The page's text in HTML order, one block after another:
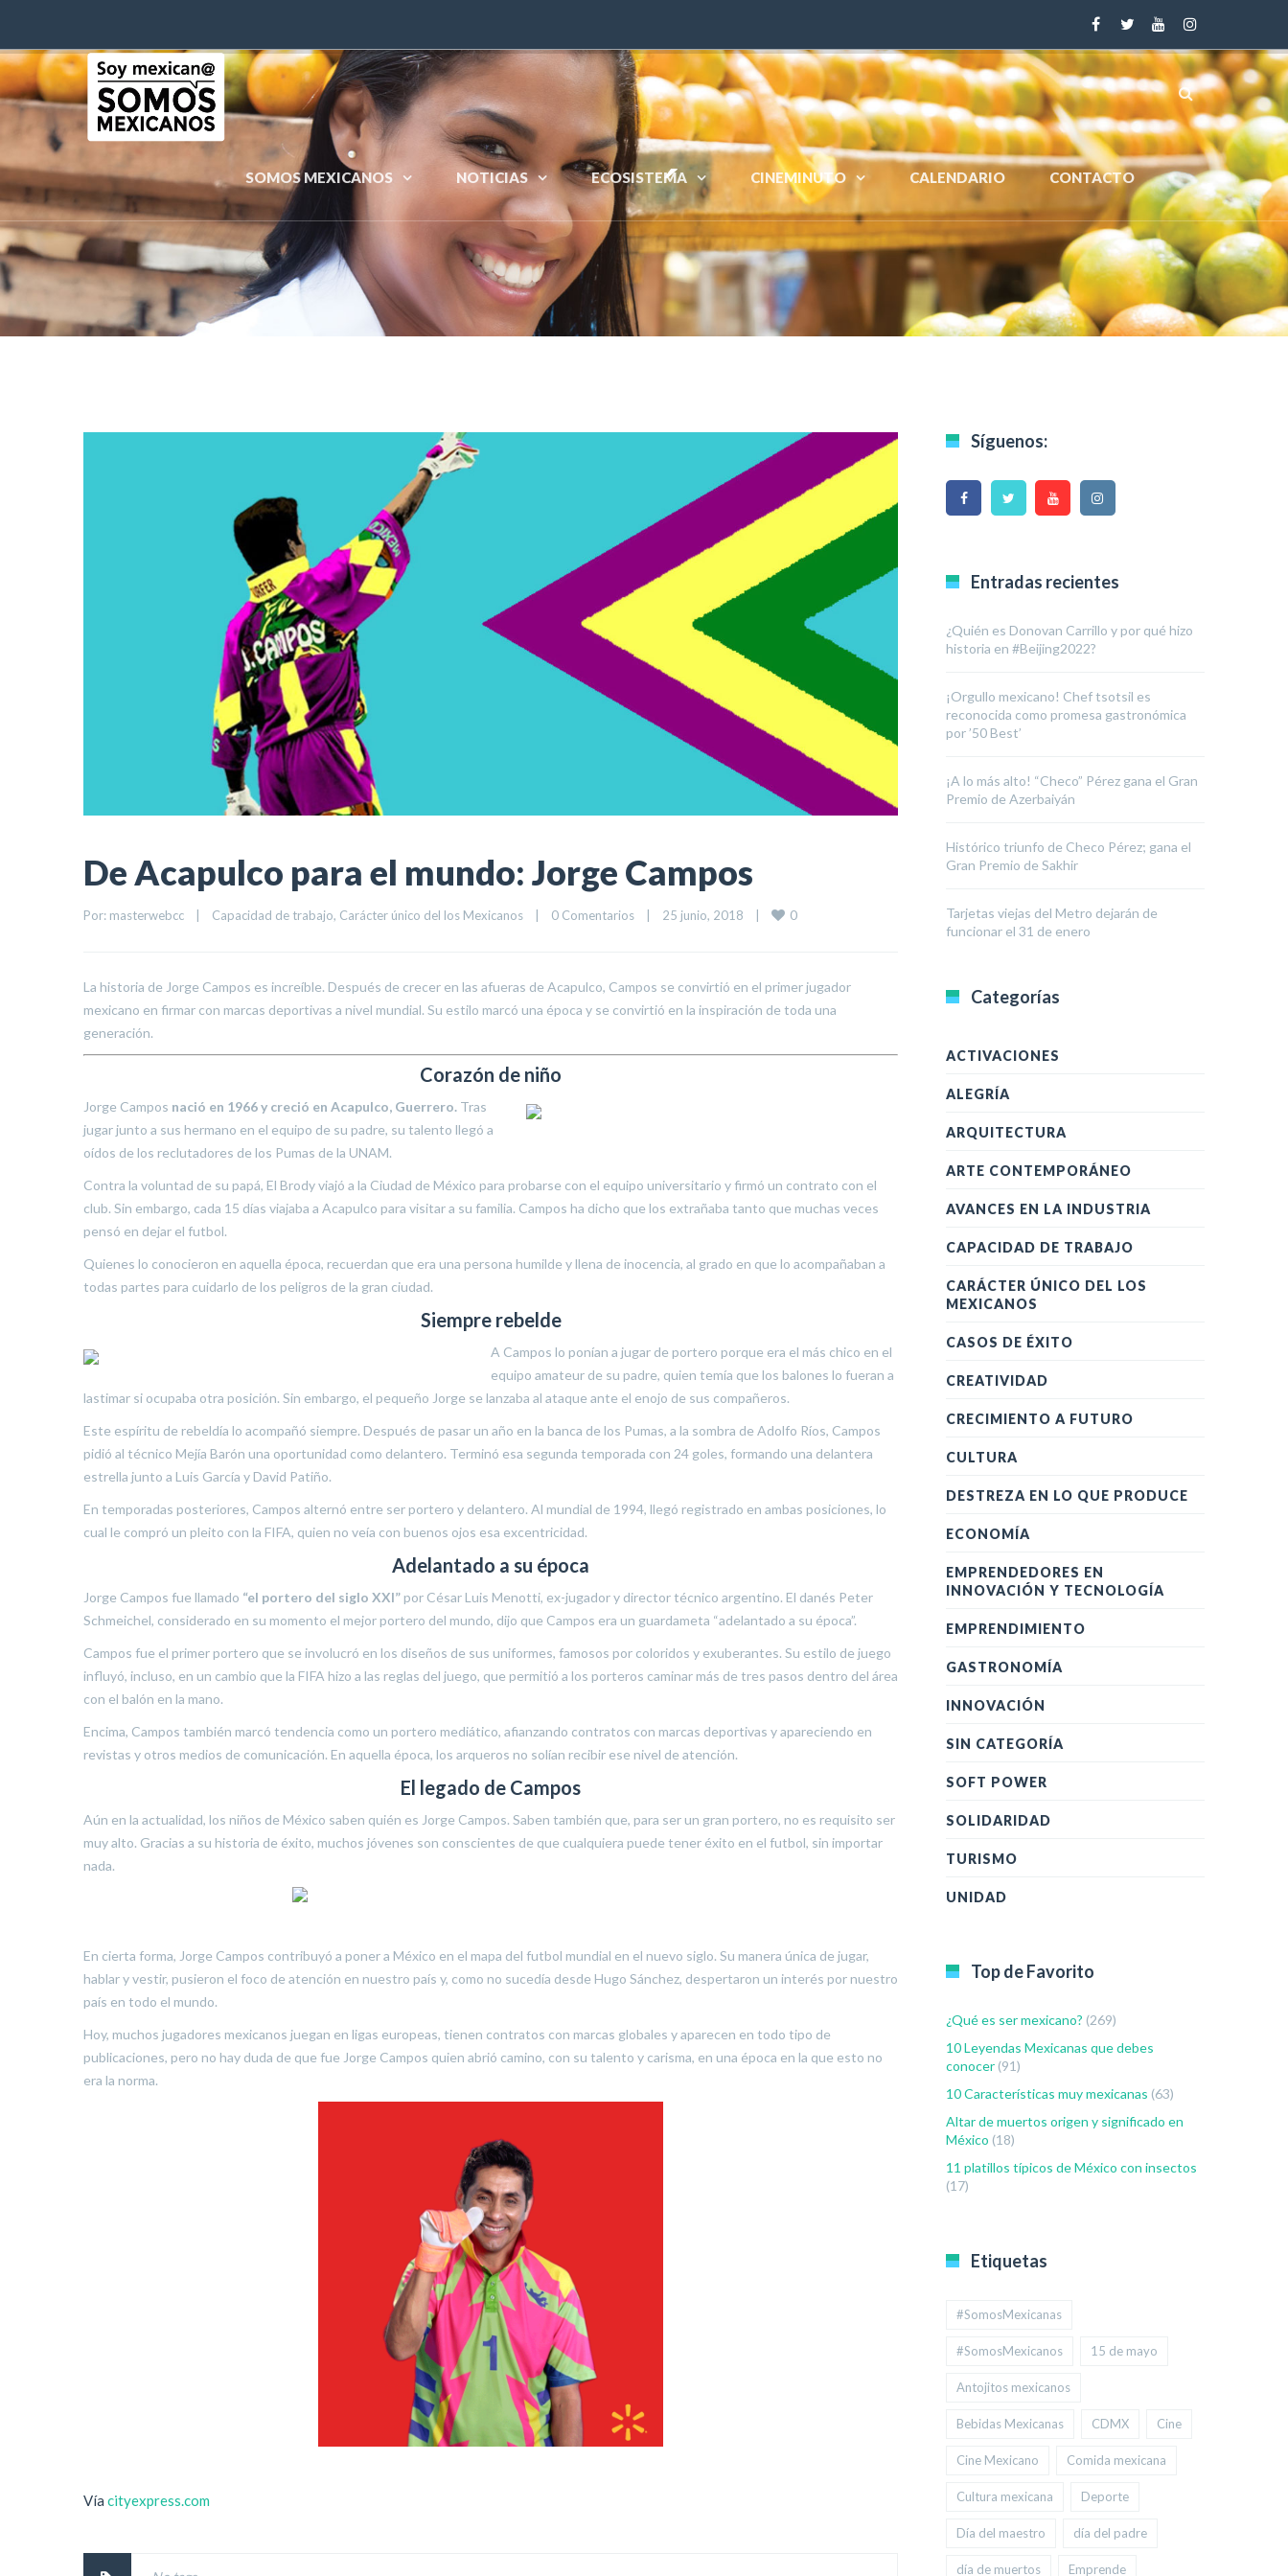
SOMOS MEXICANOS NOTICIAS ECOSISTEMA CINEMINUTO CALENDARIO CONTACTO
´
De Acapulco para el mundo: Jorge Campos
Por: masterwebcc Capacidad de trabajo, Carácter único del los Mexicanos 0 Comentarios 25 junio, 2018 0
La historia de Jorge Campos es increíble. Después de crecer en las afueras de Acapulco, Campos se convirtió en el primer jugador
mexicano en firmar con marcas deportivas a nivel mundial. Su estilo marcó una época y se convirtió en la inspiración de toda una
generación.
Corazón de niño
Jorge Campos nació en 1966 y creció en Acapulco, Guerrero. Tras
jugar junto a sus hermano en el equipo de su padre, su talento llegó a
oídos de los reclutadores de los Pumas de la UNAM.
Contra la voluntad de su papá, El Brody viajó a la Ciudad de México para probarse con el equipo universitario y firmó un contrato con el
club. Sin embargo, cada 15 días viajaba a Acapulco para visitar a su familia. Campos ha dicho que los extrañaba tanto que muchas veces
pensó en dejar el futbol.
Quienes lo conocieron en aquella época, recuerdan que era una persona humilde y llena de inocencia, al grado en que lo acompañaban a
todas partes para cuidarlo de los peligros de la gran ciudad.
Siempre rebelde
A Campos lo ponían a jugar de portero porque era el más chico en el
equipo amateur de su padre, quien temía que los balones lo fueran a
lastimar si ocupaba otra posición. Sin embargo, el pequeño Jorge se lanzaba al ataque ante el enojo de sus compañeros.
Este espíritu de rebeldía lo acompañó siempre. Después de pasar un año en la banca de los Pumas, a la sombra de Adolfo Ríos, Campos
pidió al técnico Mejía Barón una oportunidad como delantero. Terminó esa segunda temporada con 24 goles, formando una delantera
estrella junto a Luis García y David Patiño.
En temporadas posteriores, Campos alternó entre ser portero y delantero. Al mundial de 1994, llegó registrado en ambas posiciones, lo
cual le compró un pleito con la FIFA, quien no veía con buenos ojos esa excentricidad.
Adelantado a su época
Jorge Campos fue llamado “el portero del siglo XXI” por César Luis Menotti, ex-jugador y director técnico argentino. El danés Peter
Schmeichel, considerado en su momento el mejor portero del mundo, dijo que Campos era un guardameta “adelantado a su época”.
Campos fue el primer portero que se involucró en los diseños de sus uniformes, famosos por coloridos y exuberantes. Su estilo de juego
influyó, incluso, en un cambio que la FIFA hizo a las reglas del juego, que permitió a los porteros caminar más de tres pasos dentro del área
con el balón en la mano.
Encima, Campos también marcó tendencia como un portero mediático, afianzando contratos con marcas deportivas y apareciendo en
revistas y otros medios de comunicación. En aquella época, los arqueros no solían recibir ese nivel de atención.
El legado de Campos
Aún en la actualidad, los niños de México saben quién es Jorge Campos. Saben también que, para ser un gran portero, no es requisito ser
muy alto. Gracias a su historia de éxito, muchos jóvenes son conscientes de que cualquiera puede tener éxito en el futbol, sin importar
nada.
En cierta forma, Jorge Campos contribuyó a poner a México en el mapa del futbol mundial en el nuevo siglo. Su manera única de jugar,
hablar y vestir, pusieron el foco de atención en nuestro país y, como no sucedía desde Hugo Sánchez, despertaron un interés por nuestro
país en todo el mundo.
Hoy, muchos jugadores mexicanos juegan en ligas europeas, tienen contratos con marcas globales y aparecen en todo tipo de
publicaciones, pero no hay duda de que fue Jorge Campos quien abrió camino, con su talento y carisma, en una época en la que esto no
era la norma.
Vía cityexpress.com
Síguenos:
Entradas recientes
¿Quién es Donovan Carrillo y por qué hizo
historia en #Beijing2022?
¡Orgullo mexicano! Chef tsotsil es
reconocida como promesa gastronómica
por ’50 Best’
¡A lo más alto! “Checo” Pérez gana el Gran
Premio de Azerbaiyán
Histórico triunfo de Checo Pérez; gana el
Gran Premio de Sakhir
Tarjetas viejas del Metro dejarán de
funcionar el 31 de enero
Categorías
ACTIVACIONES
ALEGRÍA
ARQUITECTURA
ARTE CONTEMPORÁNEO
AVANCES EN LA INDUSTRIA
CAPACIDAD DE TRABAJO
CARÁCTER ÚNICO DEL LOS
MEXICANOS
CASOS DE ÉXITO
CREATIVIDAD
CRECIMIENTO A FUTURO
CULTURA
DESTREZA EN LO QUE PRODUCE
ECONOMÍA
EMPRENDEDORES EN
INNOVACIÓN Y TECNOLOGÍA
EMPRENDIMIENTO
GASTRONOMÍA
INNOVACIÓN
SIN CATEGORÍA
SOFT POWER
SOLIDARIDAD
TURISMO
UNIDAD
Top de Favorito
¿Qué es ser mexicano? (269)
10 Leyendas Mexicanas que debes
conocer (91)
10 Características muy mexicanas (63)
Altar de muertos origen y significado en
México (18)
11 platillos típicos de México con insectos
(17)
Etiquetas
#SomosMexicanas
#SomosMexicanos 15 de mayo
Antojitos mexicanos
Bebidas Mexicanas CDMX Cine
Cine Mexicano Comida mexicana
Cultura mexicana Deporte
Día del maestro día del padre
día de muertos Emprende